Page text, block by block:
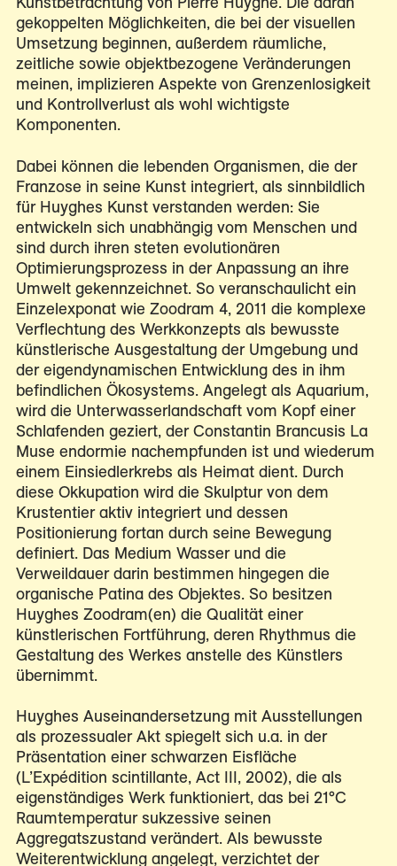
gekoppelten Möglichkeiten, die bei der visuellen
Umsetzung beginnen, außerdem räumliche,
zeitliche sowie objektbezogene Veränderungen
meinen, implizieren Aspekte von Grenzenlosigkeit
und Kontrollverlust als wohl wichtigste
Komponenten.
Dabei können die lebenden Organismen, die der
Franzose in seine Kunst integriert, als sinnbildlich
für Huyghes Kunst verstanden werden: Sie
entwickeln sich unabhängig vom Menschen und
sind durch ihren steten evolutionären
Optimierungsprozess in der Anpassung an ihre
Umwelt gekennzeichnet. So veranschaulicht ein
Einzelexponat wie Zoodram 4, 2011 die komplexe
Verflechtung des Werkkonzepts als bewusste
künstlerische Ausgestaltung der Umgebung und
der eigendynamischen Entwicklung des in ihm
befindlichen Ökosystems. Angelegt als Aquarium,
wird die Unterwasserlandschaft vom Kopf einer
Schlafenden geziert, der Constantin Brancusis La
Muse endormie nachempfunden ist und wiederum
einem Einsiedlerkrebs als Heimat dient. Durch
diese Okkupation wird die Skulptur von dem
Krustentier aktiv integriert und dessen
Positionierung fortan durch seine Bewegung
definiert. Das Medium Wasser und die
Verweildauer darin bestimmen hingegen die
organische Patina des Objektes. So besitzen
Huyghes Zoodram(en) die Qualität einer
künstlerischen Fortführung, deren Rhythmus die
Gestaltung des Werkes anstelle des Künstlers
übernimmt.
Huyghes Auseinandersetzung mit Ausstellungen
als prozessualer Akt spiegelt sich u.a. in der
Präsentation einer schwarzen Eisfläche
(L’Expédition scintillante, Act III, 2002), die als
eigenständiges Werk funktioniert, das bei 21°C
Raumtemperatur sukzessive seinen
Aggregatszustand verändert. Als bewusste
Weiterentwicklung angelegt, verzichtet der